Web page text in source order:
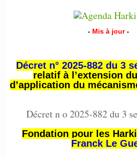
- Mis à jour -
Décret n° 2025-882 du 3
relatif à l’extension
d’application du
Décret n o 2025-882 du 3
Fondation pour les
Franck Le